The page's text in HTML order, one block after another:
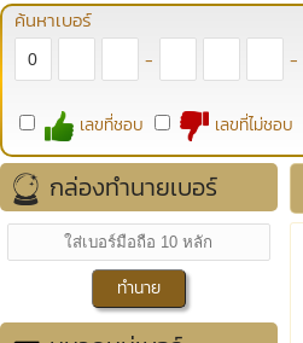
ค้นหาเบอร์
- -
เลขที่ชอบ เลขที่ไม่ชอบ
กล่องทำนายเบอร์